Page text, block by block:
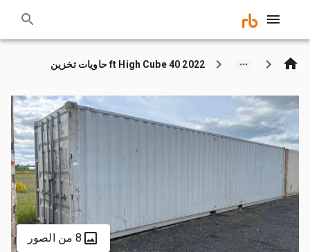
2022 40 ft High Cube حاويات تخزين
8 من الصور